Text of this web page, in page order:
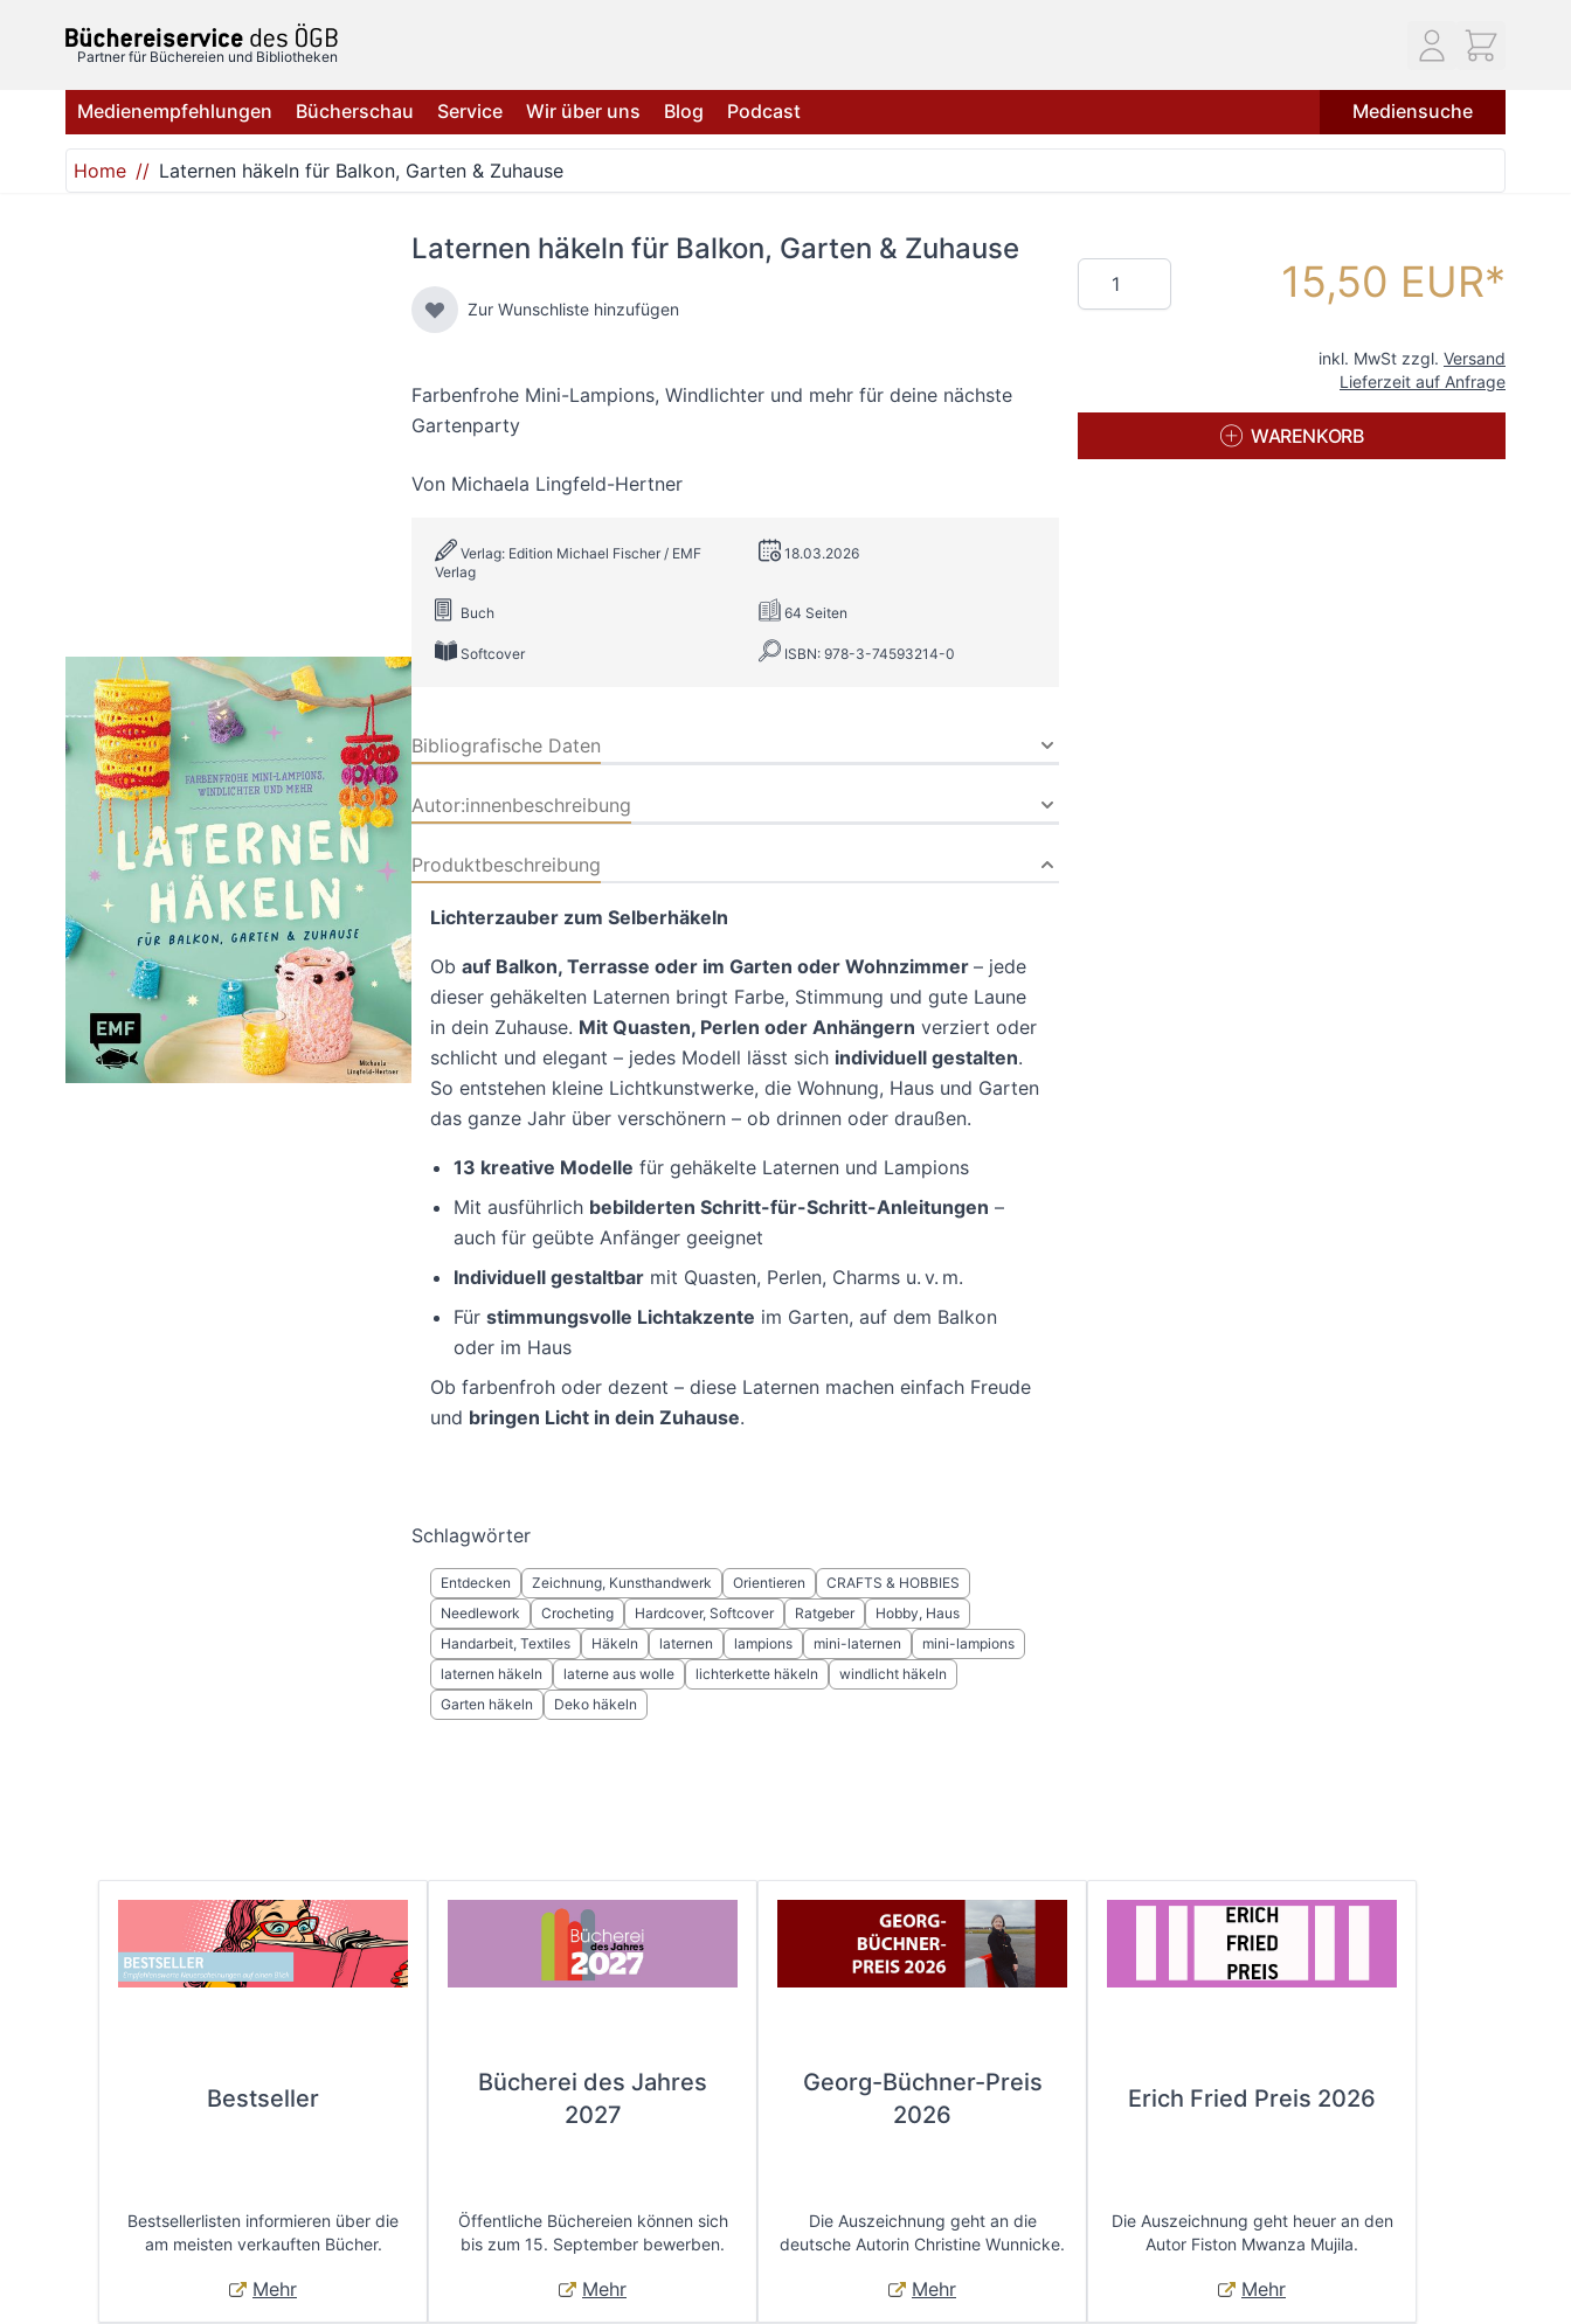
Partner für Büchereien und Bibliotheken
Medienempfehlungen Bücherschau Service Wir über uns Blog Podcast Mediensuche
Home Laternen häkeln für Balkon, Garten & Zuhause
Laternen häkeln für Balkon, Garten & Zuhause
Zur Wunschliste hinzufügen
Farbenfrohe Mini-Lampions, Windlichter und mehr für deine nächste
Gartenparty
Von Michaela Lingfeld-Hertner
Verlag: Edition Michael Fischer / EMF
Verlag
18.03.2026
Buch 64 Seiten
Softcover ISBN: 978-3-74593214-0
Bibliografische Daten
Autor:innenbeschreibung
Produktbeschreibung
Lichterzauber zum Selberhäkeln
Ob auf Balkon, Terrasse oder im Garten oder Wohnzimmer – jede
dieser gehäkelten Laternen bringt Farbe, Stimmung und gute Laune
in dein Zuhause. Mit Quasten, Perlen oder Anhängern verziert oder
schlicht und elegant – jedes Modell lässt sich individuell gestalten.
So entstehen kleine Lichtkunstwerke, die Wohnung, Haus und Garten
das ganze Jahr über verschönern – ob drinnen oder draußen.
13 kreative Modelle für gehäkelte Laternen und Lampions
Mit ausführlich bebilderten Schritt-für-Schritt-Anleitungen –
auch für geübte Anfänger geeignet
Individuell gestaltbarmit Quasten, Perlen, Charms u. v. m.
Für stimmungsvolle Lichtakzente im Garten, auf dem Balkon
oder im Haus
Ob farbenfroh oder dezent – diese Laternen machen einfach Freude
und bringen Licht in dein Zuhause.
Schlagwörter
Entdecken Zeichnung, Kunsthandwerk Orientieren
CRAFTS & HOBBIES
Needlework
Crocheting Hardcover, Softcover Ratgeber
Hobby, Haus
Handarbeit, Textiles
Häkeln laternen lampions mini-laternen
mini-lampions
laternen häkeln
laterne aus wolle lichterkette häkeln
windlicht häkeln
Garten häkeln
Deko häkeln
Menge 15,50 EUR
inkl. MwSt zzgl. Versand
Lieferzeit auf Anfrage
WARENKORB
Bestseller
Bestsellerlisten informieren über die
am meisten verkauften Bücher.
Mehr
Bücherei des Jahres
2027
Öffentliche Büchereien können sich
bis zum 15. September bewerben.
Mehr
Georg-Büchner-Preis
2026
Die Auszeichnung geht an die
deutsche Autorin Christine Wunnicke.
Mehr
Erich Fried Preis 2026
Die Auszeichnung geht heuer an den
Autor Fiston Mwanza Mujila.
Mehr